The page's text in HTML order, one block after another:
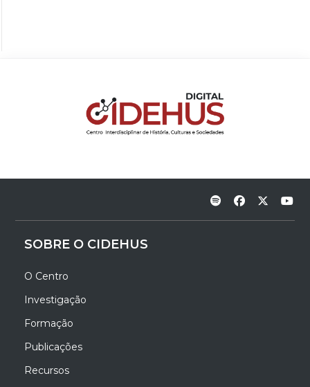
SOBRE O CIDEHUS
O Centro
Investigação
Formação
Publicações
Recursos